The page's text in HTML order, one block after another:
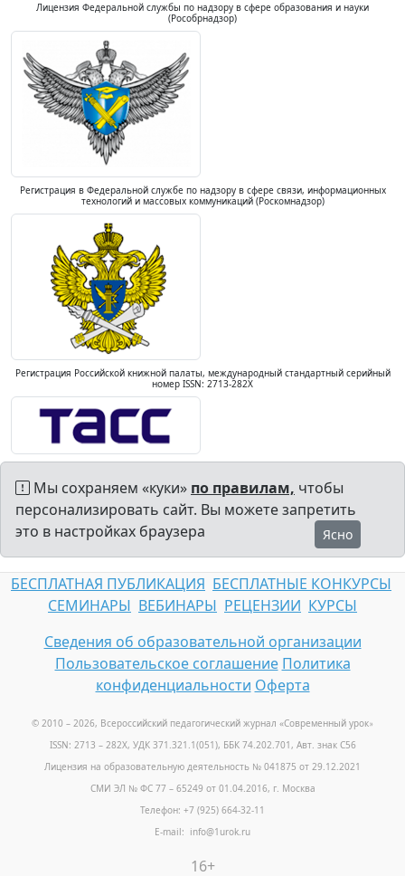
Лицензия Федеральной службы по надзору в сфере образования и науки
(Рособрнадзор)
Регистрация в Федеральной службе по надзору в сфере связи, информационных
технологий и массовых коммуникаций (Роскомнадзор)
Регистрация Российской книжной палаты, международный стандартный серийный
номер ISSN: 2713-282X
Мы сохраняем «куки» по правилам, чтобы
персонализировать сайт. Вы можете запретить
это в настройках браузера
Ясно
БЕСПЛАТНАЯ ПУБЛИКАЦИЯ БЕСПЛАТНЫЕ КОНКУРСЫ
СЕМИНАРЫ ВЕБИНАРЫ РЕЦЕНЗИИ КУРСЫ
Сведения об образовательной организации
Пользовательское соглашение Политика
конфиденциальности Оферта
© 2010 – 2026, Всероссийский педагогический журнал «Современный урок»
ISSN: 2713 – 282X, УДК 371.321.1(051), ББК 74.202.701, Авт. знак С56
Лицензия на образовательную деятельность № 041875 от 29.12.2021
СМИ ЭЛ № ФС 77 – 65249 от 01.04.2016, г. Москва
Телефон: +7 (925) 664-32-11
E-mail: info@1urok.ru
16+